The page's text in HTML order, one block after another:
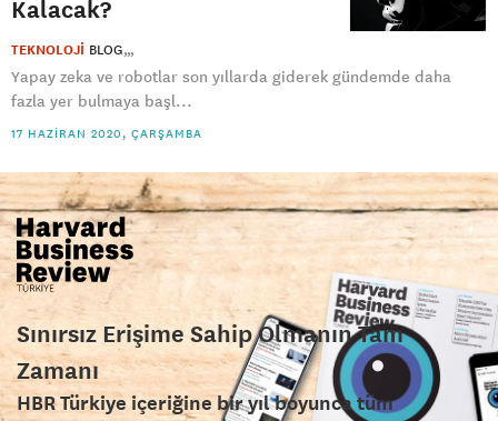
Kalacak?
TEKNOLOJİ BLOG
Yapay zeka ve robotlar son yıllarda giderek gündemde daha
fazla yer bulmaya başl...
17 HAZIRAN 2020, ÇARŞAMBA
Sınırsız Erişime Sahip Olmanın Tam
Zamanı
HBR Türkiye içeriğine bir yıl boyunca tüm